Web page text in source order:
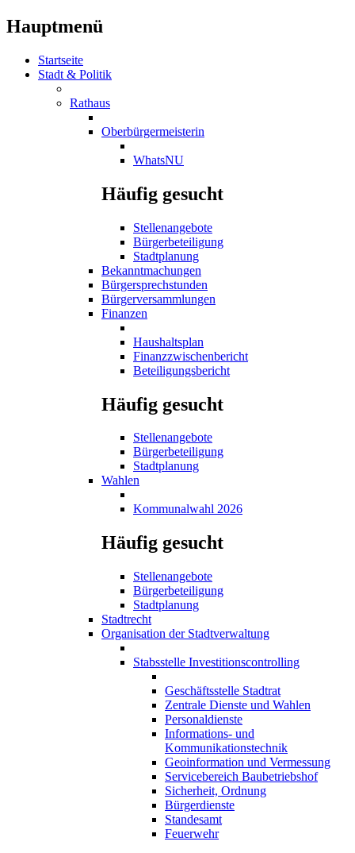
Hauptmenü
Startseite
Stadt & Politik
Rathaus
Oberbürgermeisterin
WhatsNU
Häufig gesucht
Stellenangebote
Bürgerbeteiligung
Stadtplanung
Bekanntmachungen
Bürgersprechstunden
Bürgerversammlungen
Finanzen
Haushaltsplan
Finanzzwischenbericht
Beteiligungsbericht
Häufig gesucht
Stellenangebote
Bürgerbeteiligung
Stadtplanung
Wahlen
Kommunalwahl 2026
Häufig gesucht
Stellenangebote
Bürgerbeteiligung
Stadtplanung
Stadtrecht
Organisation der Stadtverwaltung
Stabsstelle Investitionscontrolling
Geschäftsstelle Stadtrat
Zentrale Dienste und Wahlen
Personaldienste
Informations- und
Kommunikationstechnik
Geoinformation und Vermessung
Servicebereich Baubetriebshof
Sicherheit, Ordnung
Bürgerdienste
Standesamt
Feuerwehr